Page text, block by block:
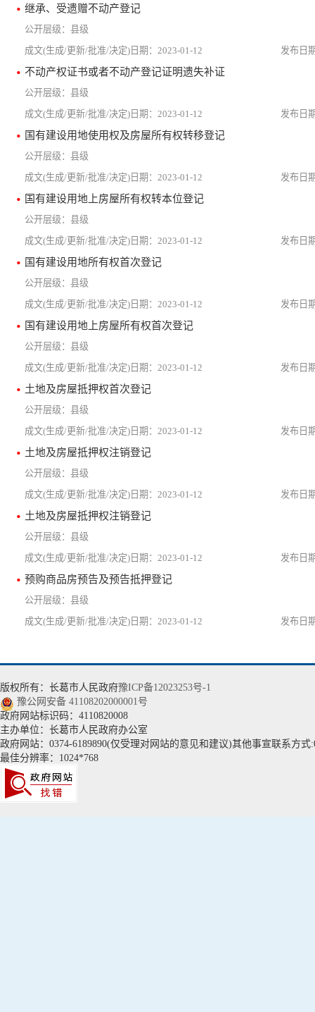
继承、受遗赠不动产登记
县级
2023-01-12
不动产权证书或者不动产登记证明遗失补证
县级
2023-01-12
国有建设用地使用权及房屋所有权转移登记
县级
2023-01-12
国有建设用地上房屋所有权转本位登记
县级
2023-01-12
国有建设用地所有权首次登记
县级
2023-01-12
国有建设用地上房屋所有权首次登记
县级
2023-01-12
土地及房屋抵押权首次登记
县级
2023-01-12
土地及房屋抵押权注销登记
县级
2023-01-12
土地及房屋抵押权注销登记
县级
2023-01-12
预购商品房预告及预告抵押登记
县级
2023-01-12
版权所有：长葛市人民政府豫ICP备12023253号-1
豫公网安备 41108202000001号
政府网站标识码：4110820008
主办单位：长葛市人民政府办公室
政府网站：0374-6189890(仅受理对网站的意见和建议)其他事宣联系方式
最佳分辨率：1024*768